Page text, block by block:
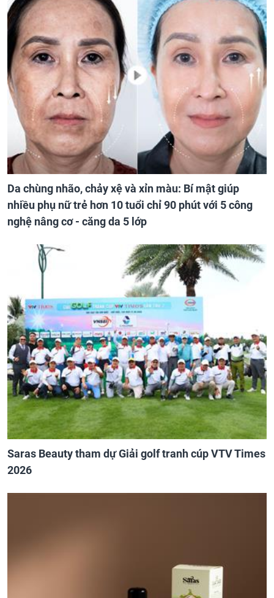
Da chùng nhão, chảy xệ và xỉn màu: Bí mật giúp
nhiều phụ nữ trẻ hơn 10 tuổi chỉ 90 phút với 5 công
nghệ nâng cơ - căng da 5 lớp
Saras Beauty tham dự Giải golf tranh cúp VTV Times
2026